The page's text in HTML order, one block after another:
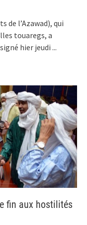
de l’Azawad), qui
touaregs, a
hier jeudi ...
fin aux hostilités